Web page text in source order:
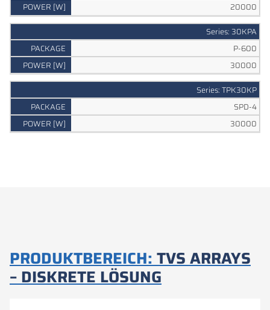
20000
Series: 30KPA
P-600
30000
Series: TPK30KP
SPD-4
30000
PRODUKTBEREICH: TVS ARRAYS
– DISKRETE LÖSUNG